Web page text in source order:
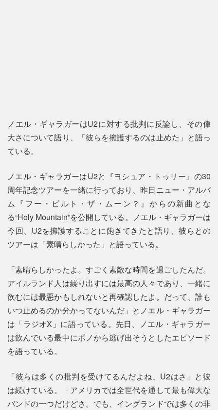
ノエル・ギャラガーはU2に対する批判に反論し、その偉
大さについて語り、「彼らを擁護するのは止めた」と語っ
ている。
ノエル・ギャラガーはU2と『ヨシュア・トゥリー』の30
周年記念ツアーを一緒に行っており、昨日ニュー・アルバ
ム『フー・ビルト・ザ・ムーン？』からの新曲とな
る“Holy Mountain”を公開している。ノエル・ギャラガーは
今回、U2を擁護することに飽きてきたと語り、彼らとの
ツアーは「素晴らしかった」と語っている。
「素晴らしかったよ。すごく素敵な時間を過ごしたんだ。
アイルランド人は繰り出すには最高の人々であり、一緒に
飲むには最悪かもしれないと再確認したよ。だって、誰も
いつ止めるのか分かってないんだ」とノエル・ギャラガー
は「ラジオX」に語っている。先日、ノエル・ギャラガー
は飲んでいる最中にボノから逃げ出そうとしたエピソード
を語っている。
「彼らは多くの批判を受けてるんだよね、U2はさ」と彼
は続けている。「アメリカでは全世代を通して最も偉大な
バンドの一つだけどさ。でも、イングランドでは多くの非